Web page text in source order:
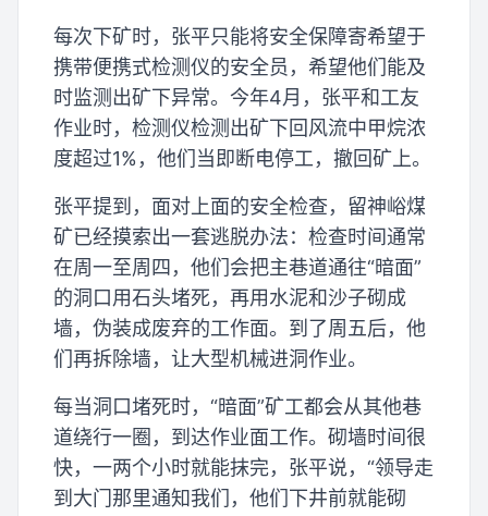
每次下矿时，张平只能将安全保障寄希望于
携带便携式检测仪的安全员，希望他们能及
时监测出矿下异常。今年4月，张平和工友
作业时，检测仪检测出矿下回风流中甲烷浓
度超过1%，他们当即断电停工，撤回矿上。
张平提到，面对上面的安全检查，留神峪煤
矿已经摸索出一套逃脱办法：检查时间通常
在周一至周四，他们会把主巷道通往“暗面”
的洞口用石头堵死，再用水泥和沙子砌成
墙，伪装成废弃的工作面。到了周五后，他
们再拆除墙，让大型机械进洞作业。
每当洞口堵死时，“暗面”矿工都会从其他巷
道绕行一圈，到达作业面工作。砌墙时间很
快，一两个小时就能抹完，张平说，“领导走
到大门那里通知我们，他们下井前就能砌